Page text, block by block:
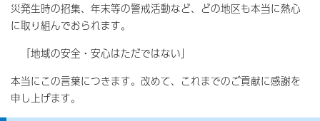
災発生時の招集、年末等の警戒活動など、どの地区も本当に熱心
に取り組んでおられます。
「地域の安全・安心はただではない」
本当にこの言葉につきます。改めて、これまでのご貢献に感謝を
申し上げます。